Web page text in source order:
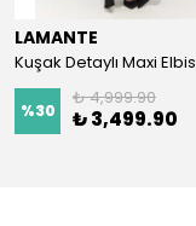
LAMANTE
%30
₺ 4,999.90
₺ 3,499.90